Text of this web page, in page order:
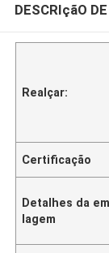
DESCRIçãO
Realçar:
Certificação
Detalhes da
lagem